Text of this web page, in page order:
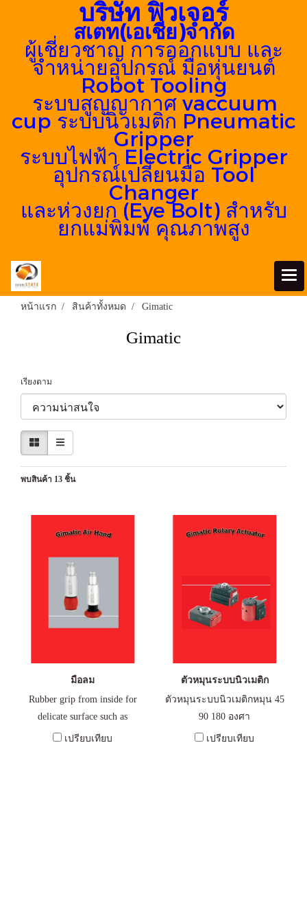
บริษัท ฟิวเจอร์
สเตท(เอเชีย)จำกัด
ผู้เชี่ยวชาญ การออกแบบ และ
จำหน่ายอุปกรณ์ มือหุ่นยนต์
Robot Tooling
ระบบสูญญากาศ vaccuum
cup ระบบนิวเมติก Pneumatic
Gripper
ระบบไฟฟ้า Electric Gripper
อุปกรณ์เปลี่ยนมือ Tool
Changer
และห่วงยก (Eye Bolt) สำหรับ
ยกแม่พิมพ์ คุณภาพสูง
หน้าแรก สินค้าทั้งหมด Gimatic
Gimatic
เรียงตาม
พบสินค้า 13 ชิ้น
มือลม
Rubber grip from inside for
delicate surface such as
glass,plastic เป็นมือยางระบบนิว
เปรียบเทียบ
ตัวหมุนระบบนิวเมติก
ตัวหมุนระบบนิวเมติกหมุน 45
90 180 องศา
เปรียบเทียบ